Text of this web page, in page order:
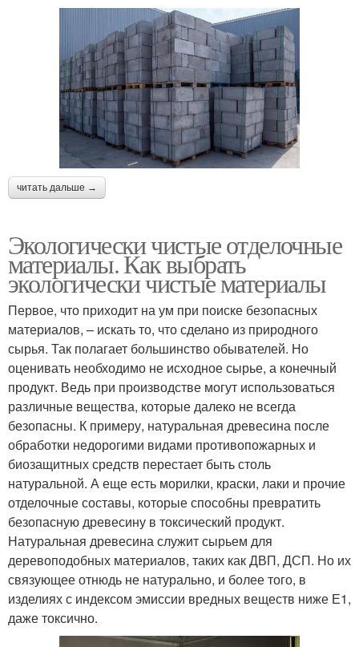
читать дальше →
Экологически чистые отделочные
материалы. Как выбрать
экологически чистые материалы
Первое, что приходит на ум при поиске безопасных
материалов, – искать то, что сделано из природного
сырья. Так полагает большинство обывателей. Но
оценивать необходимо не исходное сырье, а конечный
продукт. Ведь при производстве могут использоваться
различные вещества, которые далеко не всегда
безопасны. К примеру, натуральная древесина после
обработки недорогими видами противопожарных и
биозащитных средств перестает быть столь
натуральной. А еще есть морилки, краски, лаки и прочие
отделочные составы, которые способны превратить
безопасную древесину в токсический продукт.
Натуральная древесина служит сырьем для
деревоподобных материалов, таких как ДВП, ДСП. Но их
связующее отнюдь не натурально, и более того, в
изделиях с индексом эмиссии вредных веществ ниже Е1,
даже токсично.